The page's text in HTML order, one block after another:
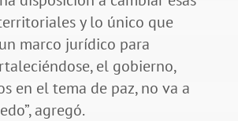
y lo único que
marco jurídico para
el gobierno,
en el tema de paz, no va a
agregó.